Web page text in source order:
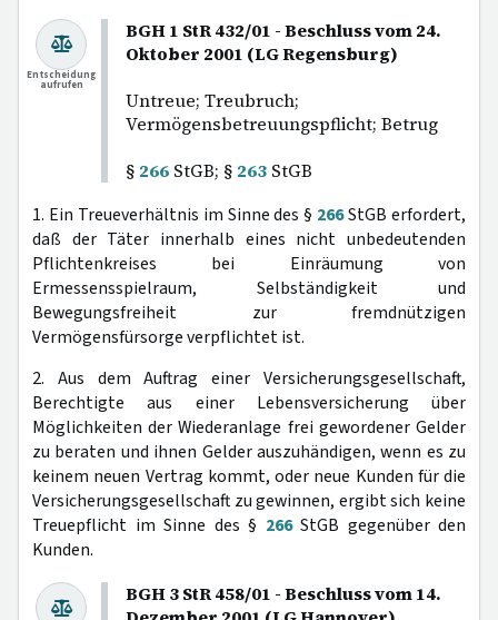
BGH 1 StR 432/01 - Beschluss vom 24.
Oktober 2001 (LG Regensburg)
Untreue; Treubruch;
Vermögensbetreuungspflicht; Betrug
§ 266 StGB; § 263 StGB
Entscheidung
aufrufen
1. Ein Treueverhältnis im Sinne des § 266StGB erfordert,
daß der Täter innerhalb eines nicht unbedeutenden
Pflichtenkreises bei Einräumung von
Ermessensspielraum, Selbständigkeit und
Bewegungsfreiheit zur fremdnützigen
Vermögensfürsorge verpflichtet ist.
2. Aus dem Auftrag einer Versicherungsgesellschaft,
Berechtigte aus einer Lebensversicherung über
Möglichkeiten der Wiederanlage frei gewordener Gelder
zu beraten und ihnen Gelder auszuhändigen, wenn es zu
keinem neuen Vertrag kommt, oder neue Kunden für die
Versicherungsgesellschaft zu gewinnen, ergibt sich keine
Treuepflicht im Sinne des § 266StGB gegenüber den
Kunden.
BGH 3 StR 458/01 - Beschluss vom 14.